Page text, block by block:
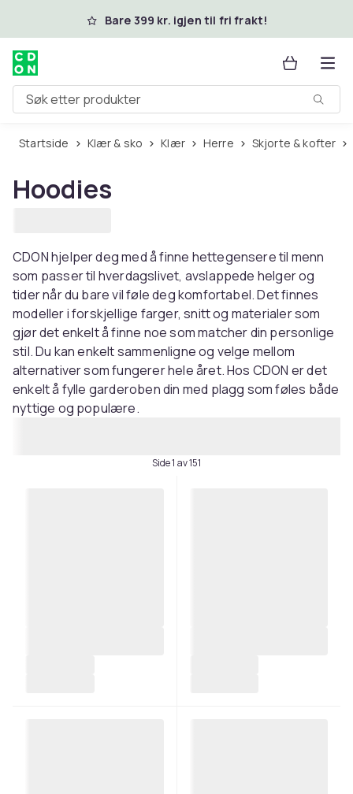
Hopp til hovedinnholdBare 399 kr. igjen til fri frakt!
Søk etter produkter
Startside Klær & sko Klær Herre Skjorte & kofter
Hoodies
CDON hjelper deg med å finne hettegensere til menn
som passer til hverdagslivet, avslappede helger og
tider når du bare vil føle deg komfortabel. Det finnes
modeller i forskjellige farger, snitt og materialer som
gjør det enkelt å finne noe som matcher din personlige
stil. Du kan enkelt sammenligne og velge mellom
alternativer som fungerer hele året. Hos CDON er det
enkelt å fylle garderoben din med plagg som føles både
nyttige og populære.
Side 1 av 151